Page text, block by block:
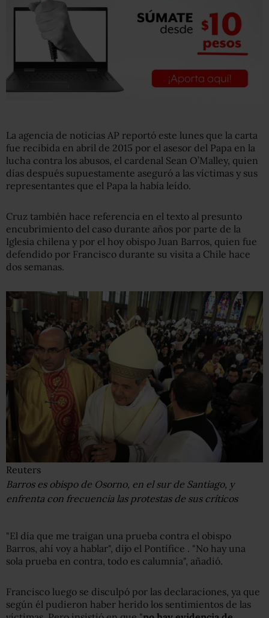
La agencia de noticias AP reportó este lunes que la carta
fue recibida en abril de 2015 por el asesor del Papa en la
lucha contra los abusos, el cardenal Sean O’Malley, quien
días después supuestamente aseguró a las víctimas y sus
representantes que el Papa la había leído.
Cruz también hace referencia en el texto al presunto
encubrimiento del caso durante años por parte de la
Iglesia chilena y por el hoy obispo Juan Barros, quien fue
defendido por Francisco durante su visita a Chile hace
dos semanas.
Reuters
Barros es obispo de Osorno, en el sur de Santiago, y
enfrenta con frecuencia las protestas de sus críticos
"El día que me traigan una prueba contra el obispo
Barros, ahí voy a hablar", dijo el Pontífice . "No hay una
sola prueba en contra, todo es calumnia", añadió.
Francisco luego se disculpó por las declaraciones, ya que
según él pudieron haber herido los sentimientos de las